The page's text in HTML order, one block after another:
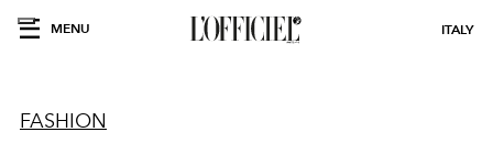
MENU ITALY
FASHION